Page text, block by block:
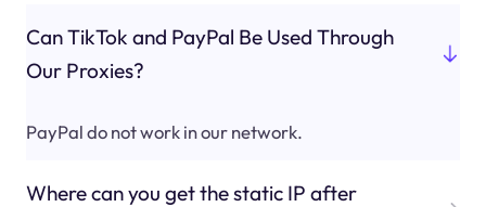
Can TikTok and PayPal Be Used Through
Our Proxies?
PayPal do not work in our network.
Where can you get the static IP after